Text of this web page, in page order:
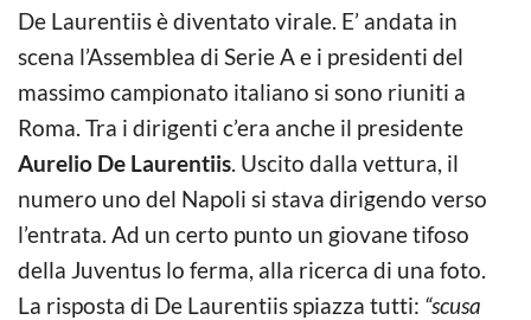
De Laurentiis è diventato virale. E’ andata in
scena l’Assemblea di Serie A e i presidenti del
massimo campionato italiano si sono riuniti a
Roma. Tra i dirigenti c’era anche il presidente
Aurelio De Laurentiis. Uscito dalla vettura, il
numero uno del Napoli si stava dirigendo verso
l’entrata. Ad un certo punto un giovane tifoso
della Juventus lo ferma, alla ricerca di una foto.
La risposta di De Laurentiis spiazza tutti: “scusa